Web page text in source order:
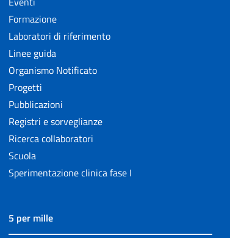
Formazione
Laboratori di riferimento
Linee guida
Organismo Notificato
Progetti
Pubblicazioni
Registri e sorveglianze
Ricerca collaboratori
Scuola
Sperimentazione clinica fase I
5 per mille